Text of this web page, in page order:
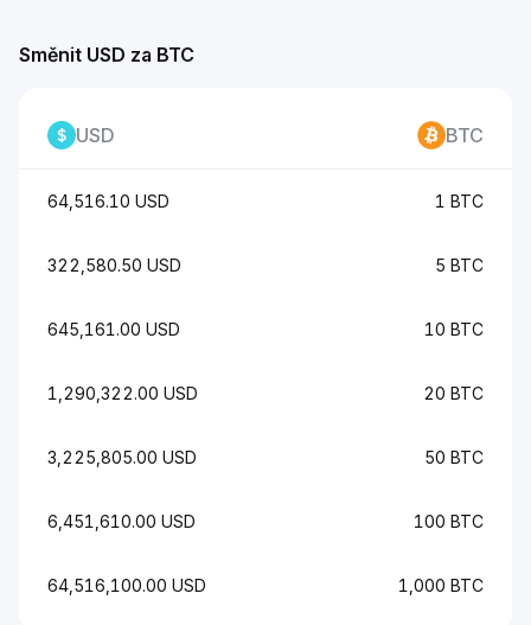
Směnit USD za BTC
USD BTC
64,516.10 USD 1 BTC
322,580.50 USD 5 BTC
645,161.00 USD 10 BTC
1,290,322.00 USD 20 BTC
3,225,805.00 USD 50 BTC
6,451,610.00 USD 100 BTC
64,516,100.00 USD 1,000 BTC